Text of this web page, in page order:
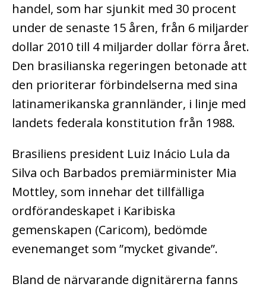
handel, som har sjunkit med 30 procent
under de senaste 15 åren, från 6 miljarder
dollar 2010 till 4 miljarder dollar förra året.
Den brasilianska regeringen betonade att
den prioriterar förbindelserna med sina
latinamerikanska grannländer, i linje med
landets federala konstitution från 1988.
Brasiliens president Luiz Inácio Lula da
Silva och Barbados premiärminister Mia
Mottley, som innehar det tillfälliga
ordförandeskapet i Karibiska
gemenskapen (Caricom), bedömde
evenemanget som ”mycket givande”.
Bland de närvarande dignitärerna fanns